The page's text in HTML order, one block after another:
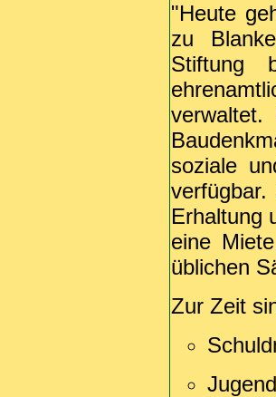
"Heute
zu
Stiftung
verwaltet.
soziale
Erhaltung
eine
üblichen
Zur Zeit